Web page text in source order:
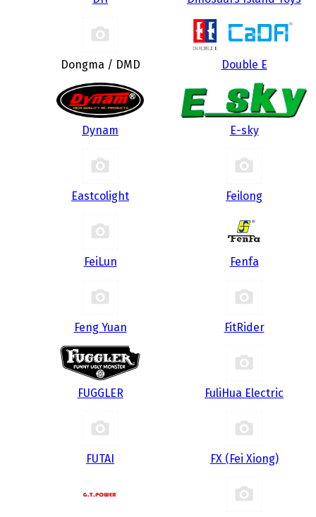
Dongma / DMD Double E
Dynam E-sky
Eastcolight Feilong
FeiLun Fenfa
Feng Yuan FitRider
FUGGLER FuliHua Electric
FUTAI FX (Fei Xiong)